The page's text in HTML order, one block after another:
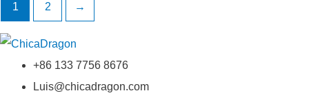
1 2 →
+86 133 7756 8676
Luis@chicadragon.com